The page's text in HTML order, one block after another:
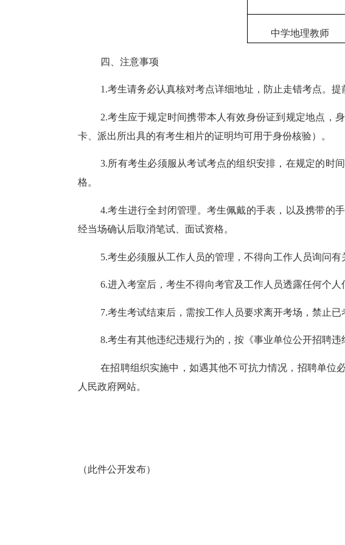
中学地理教师
四、注意事项
1.考生请务必认真核对考点详细地址，防止走错考点。
2.考生应于规定时间携带本人有效身份证到规定地点，
卡、派出所出具的有考生相片的证明均可用于身份核验）。
3.所有考生必须服从考试考点的组织安排，在规定的时
格。
4.考生进行全封闭管理。考生佩戴的手表，以及携带的
经当场确认后取消笔试、面试资格。
5.考生必须服从工作人员的管理，不得向工作人员询问
6.进入考室后，考生不得向考官及工作人员透露任何个人
7.考生考试结束后，需按工作人员要求离开考场，禁止
8.考生有其他违纪违规行为的，按《事业单位公开招聘违
在招聘组织实施中，如遇其他不可抗力情况，招聘单位
人民政府网站。
（此件公开发布）